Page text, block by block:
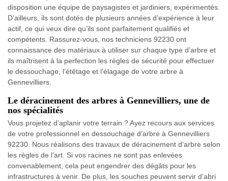
disposition une équipe de paysagistes et jardiniers, expérimentés.
D’ailleurs, ils sont dotés de plusieurs années d’expérience à leur
actif, ce qui veux dire qu’ils sont parfaitement qualifiés et
compétents. Rassurez-vous, nos techniciens 92230 ont
connaissance des matériaux à utiliser sur chaque type d’arbre et
ils maîtrisent à la perfection les règles de sécurité pour effectuer
le dessouchage, l’étêtage et l’élagage de votre arbre à
Gennevilliers.
Le déracinement des arbres à Gennevilliers, une de
nos spécialités
Vous projetez d’aplanir votre terrain ? Ayez recours aux services
de votre professionnel en dessouchage d’arbre à Gennevilliers
92230. Nous réalisons des travaux de déracinement d’arbre selon
les règles de l’art. Si vos racines ne sont pas enlevées
convenablement, cela peut engendrer des dégâts pour les
infrastructures à venir. De plus, les souches peuvent servir d’abri